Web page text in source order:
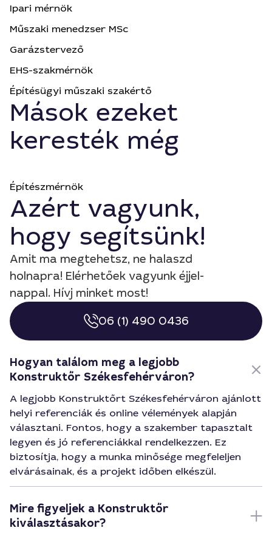
Ipari mérnök
Műszaki menedzser MSc
Garázstervező
EHS-szakmérnök
Építésügyi műszaki szakértő
Mások ezeket
keresték még
Építészmérnök
Azért vagyunk,
hogy segítsünk!
Amit ma megtehetsz, ne halaszd
holnapra! Elérhetőek vagyunk éjjel-
nappal. Hívj minket most!
06 (1) 490 0436
Hogyan találom meg a legjobb
Konstruktőr Székesfehérváron?
A legjobb Konstruktőrt Székesfehérváron ajánlott
helyi referenciák és online vélemények alapján
választani. Fontos, hogy a szakember tapasztalt
legyen és jó referenciákkal rendelkezzen. Ez
biztosítja, hogy a munka minősége megfeleljen
elvárásainak, és a projekt időben elkészül.
Mire figyeljek a Konstruktőr
kiválasztásakor?